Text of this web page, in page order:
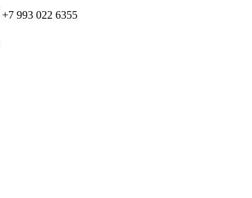
+7 993 022 6355